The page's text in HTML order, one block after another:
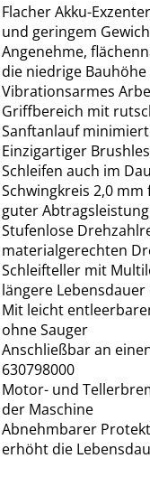
Flacher Akku-
und geringem
Angenehme,
die niedrige Bauhöhe
Vibrationsarmes
Griffbereich mit
Sanftanlauf
Einzigartiger
Schleifen auch im
Schwingkreis 2,0
guter Abtragsleistung
Stufenlose
materialgerechten
Schleifteller mit
längere
Mit leicht
ohne Sauger
Anschließbar an
630798000
Motor- und
der Maschine
Abnehmbarer
erhöht die